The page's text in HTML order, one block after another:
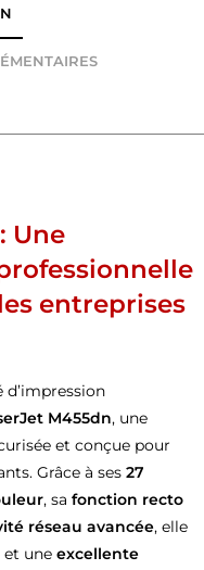
Une
entreprises
M455dn, une
et conçue pour
Grâce à ses 27
, sa fonction recto
réseau avancée, elle
et une excellente